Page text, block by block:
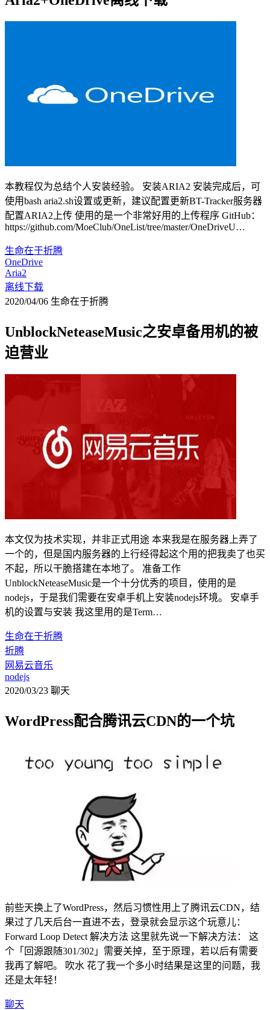
本教程仅为总结个人安装经验。 安装ARIA2 安装完成后，可
使用bash aria2.sh设置或更新，建议配置更新BT-Tracker服务器
配置ARIA2上传 使用的是一个非常好用的上传程序 GitHub：
https://github.com/MoeClub/OneList/tree/master/OneDriveU…
生命在于折腾
OneDrive
Aria2
离线下载
2020/04/06 生命在于折腾
UnblockNeteaseMusic之安卓备用机的被
迫营业
本文仅为技术实现，并非正式用途 本来我是在服务器上弄了
一个的，但是国内服务器的上行经得起这个用的把我卖了也买
不起，所以干脆搭建在本地了。 准备工作
UnblockNeteaseMusic是一个十分优秀的项目，使用的是
nodejs，于是我们需要在安卓手机上安装nodejs环境。 安卓手
机的设置与安装 我这里用的是Term…
生命在于折腾
折腾
网易云音乐
nodejs
2020/03/23 聊天
WordPress配合腾讯云CDN的一个坑
前些天换上了WordPress，然后习惯性用上了腾讯云CDN，结
果过了几天后台一直进不去，登录就会显示这个玩意儿：
Forward Loop Detect 解决方法 这里就先说一下解决方法： 这
个「回源跟随301/302」需要关掉，至于原理，若以后有需要
我再了解吧。 吹水 花了我一个多小时结果是这里的问题，我
还是太年轻！
聊天